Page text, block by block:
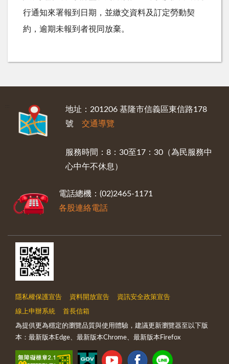
行通知來署報到日期，並繳交資料及訂定勞動契
約，逾期未報到者視同放棄。
地址：201206 基隆市信義區東信路178
號 交通導覽
服務時間：8：30至17：30（為民服務中
心中午不休息）
電話總機：(02)2465-1171
各股連絡電話
隱私權保護宣告 資料開放宣告 資訊安全政策宣告
線上申辦系統 首長信箱
為提供更為穩定的瀏覽品質與使用體驗，建議更新瀏覽器至以下版
本：最新版本Edge、最新版本Chrome、最新版本Firefox